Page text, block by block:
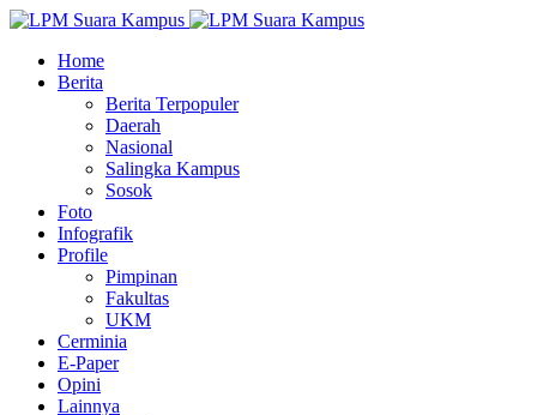
Home
Berita
Berita Terpopuler
Daerah
Nasional
Salingka Kampus
Sosok
Foto
Infografik
Profile
Pimpinan
Fakultas
UKM
Cerminia
E-Paper
Opini
Lainnya